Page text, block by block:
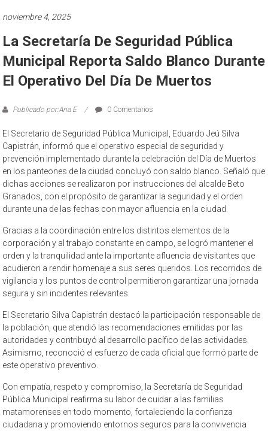
noviembre 4, 2025
La Secretaría De Seguridad Pública
Municipal Reporta Saldo Blanco Durante
El Operativo Del Día De Muertos
Publicado por:Ana E 0 Comentarios
El Secretario de Seguridad Pública Municipal, Eduardo Jeú Silva
Capistrán, informó que el operativo especial de seguridad y
prevención implementado durante la celebración del Día de Muertos
en los panteones de la ciudad concluyó con saldo blanco. Señaló que
dichas acciones se realizaron por instrucciones del alcalde Beto
Granados, con el propósito de garantizar la seguridad y el orden
durante una de las fechas con mayor afluencia en la ciudad.
Gracias a la coordinación entre los distintos elementos de la
corporación y al trabajo constante en campo, se logró mantener el
orden y la tranquilidad ante la importante afluencia de visitantes que
acudieron a rendir homenaje a sus seres queridos. Los recorridos de
vigilancia y los puntos de control permitieron garantizar una jornada
segura y sin incidentes relevantes.
El Secretario Silva Capistrán destacó la participación responsable de
la población, que atendió las recomendaciones emitidas por las
autoridades y contribuyó al desarrollo pacífico de las actividades.
Asimismo, reconoció el esfuerzo de cada oficial que formó parte de
este operativo preventivo.
Con empatía, respeto y compromiso, la Secretaría de Seguridad
Pública Municipal reafirma su labor de cuidar a las familias
matamorenses en todo momento, fortaleciendo la confianza
ciudadana y promoviendo entornos seguros para la convivencia